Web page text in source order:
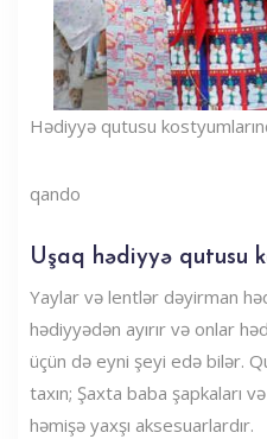
Hədiyyə qutusu
qando
Uşaq hədiyyə qutusu
Yaylar və lentlər dəyirman
hədiyyədən ayırır və onlar
üçün də eyni şeyi edə bilər.
taxın; Şaxta baba şapkaları
həmişə yaxşı aksesuarlardır.